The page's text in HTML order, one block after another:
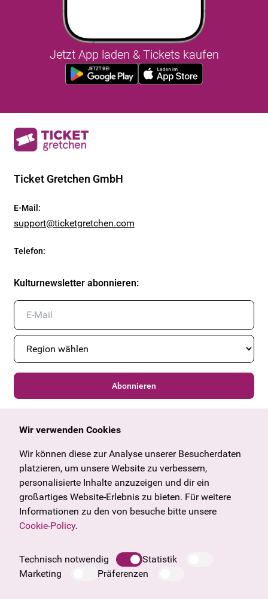
Jetzt App laden & Tickets kaufen
Ticket Gretchen GmbH
E-Mail :
support@ticketgretchen.com
Telefon:
Kulturnewsletter abonnieren:
Abonnieren
Allgemein
Angebote & News
U27
Geschenkgutschein
Häufige Fragen
Impressum
Datenschutzinformation
Wien
Tirol
Vorarlberg
Burgenland
Salzburg
Wir verwenden Cookies
Wir können diese zur Analyse unserer Besucherdaten
platzieren, um unsere Website zu verbessern,
personalisierte Inhalte anzuzeigen und dir ein
großartiges Website-Erlebnis zu bieten. Für weitere
Informationen zu den von besuche bitte unsere
Cookie-Policy.
Technisch notwendig
Statistik
Marketing
Präferenzen